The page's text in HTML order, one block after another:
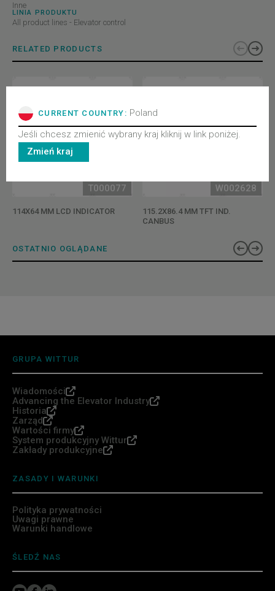
Inne
LINIA PRODUKTU
All product lines - Elevator control
RELATED PRODUCTS
T000077
114X64 MM LCD INDICATOR
W002628
115.2X86.4 MM TFT IND.
CANBUS
OSTATNIO OGLĄDANE
GRUPA WITTUR
Wiadomości
Advancing the Elevator Industry
Historia
Zarząd
Wartości firmy
System produkcyjny Wittur
Zakłady produkcyjne
ZASADY I WARUNKI
Polityka prywatności
Uwagi prawne
Warunki handlowe
ŚLEDŹ NAS
CURRENT COUNTRY: Poland
Jeśli chcesz zmienić wybrany kraj kliknij w link poniżej.
Zmień kraj